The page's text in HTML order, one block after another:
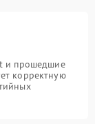
и прошедшие
корректную